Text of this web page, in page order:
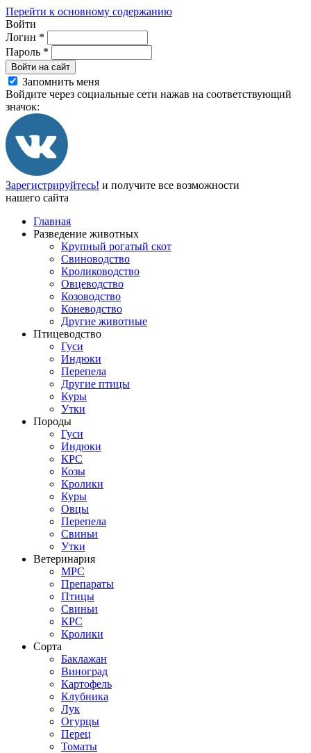
Перейти к основному содержанию
Войти
Логин *
Пароль *
Войти на сайт
Запомнить меня
Войдите через социальные сети нажав на соответствующий
значок:
Зарегистрируйтесь! и получите все возможности
нашего сайта
Главная
Разведение животных
Крупный рогатый скот
Свиноводство
Кролиководство
Овцеводство
Козоводство
Коневодство
Другие животные
Птицеводство
Гуси
Индюки
Перепела
Другие птицы
Куры
Утки
Породы
Гуси
Индюки
КРС
Козы
Кролики
Куры
Овцы
Перепела
Свиньи
Утки
Ветеринария
МРС
Препараты
Птицы
Свиньи
КРС
Кролики
Сорта
Баклажан
Виноград
Картофель
Клубника
Лук
Огурцы
Перец
Томаты